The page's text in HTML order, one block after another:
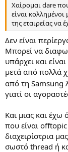
Χαίρομαι dare
είναι
της εταιρείας να
Δεν είναι
Μπορεί να
υπάρχει και
μετά από πολλά
από τη Samsung
γιατί οι
Και μιας και
που είναι
διαχειρίστρια
σωστό thread ή